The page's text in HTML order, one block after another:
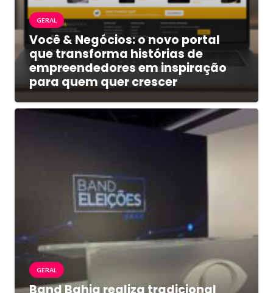
GERAL
Você & Negócios: o novo portal
que transforma histórias de
empreendedores em inspiração
para quem quer crescer
GERAL
Band Bahia realiza tradicional